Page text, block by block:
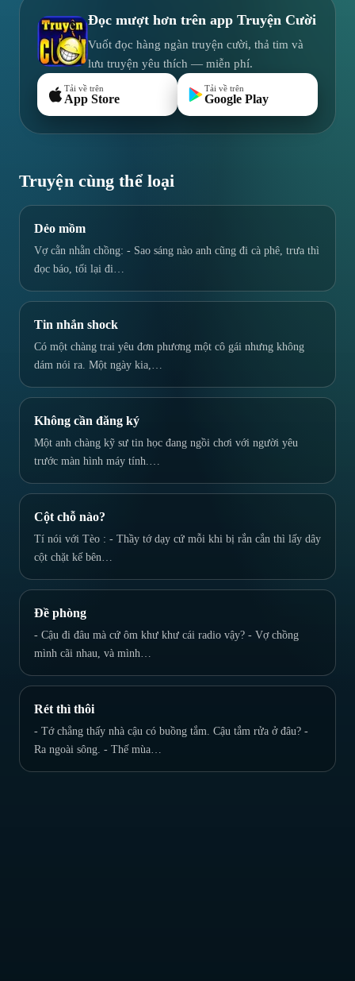
Đọc mượt hơn trên app Truyện Cười
Vuốt đọc hàng ngàn truyện cười, thả tim và
lưu truyện yêu thích — miễn phí.
Tải về trên
App Store
Tải về trên
Google Play
Truyện cùng thể loại
Dẻo mồm
Vợ cằn nhằn chồng: - Sao sáng nào anh cũng đi cà phê, trưa thì
đọc báo, tối lại đi…
Tin nhắn shock
Có một chàng trai yêu đơn phương một cô gái nhưng không
dám nói ra. Một ngày kia,…
Không cần đăng ký
Một anh chàng kỹ sư tin học đang ngồi chơi với người yêu
trước màn hình máy tính.…
Cột chỗ nào?
Tí nói với Tèo : - Thầy tớ dạy cứ mỗi khi bị rắn cắn thì lấy dây
cột chặt kế bên…
Đề phòng
- Cậu đi đâu mà cứ ôm khư khư cái radio vậy? - Vợ chồng
mình cãi nhau, và mình…
Rét thì thôi
- Tớ chẳng thấy nhà cậu có buồng tắm. Cậu tắm rửa ở đâu? -
Ra ngoài sông. - Thế mùa…